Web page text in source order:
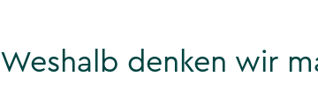
Weshalb denken wir